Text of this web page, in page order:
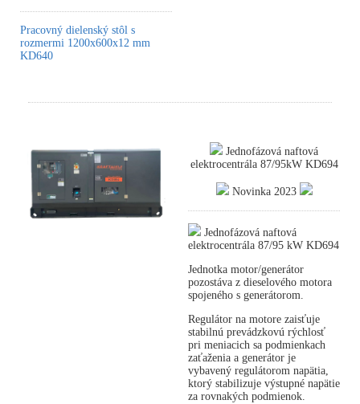
Pracovný dielenský stôl s
rozmermi 1200x600x12 mm
KD640
Jednofázová naftová
elektrocentrála 87/95kW KD694
Novinka 2023
Jednofázová naftová
elektrocentrála 87/95 kW KD694
Jednotka motor/generátor
pozostáva z dieselového motora
spojeného s generátorom.
Regulátor na motore zaisťuje
stabilnú prevádzkovú rýchlosť
pri meniacich sa podmienkach
zaťaženia a generátor je
vybavený regulátorom napätia,
ktorý stabilizuje výstupné napätie
za rovnakých podmienok.